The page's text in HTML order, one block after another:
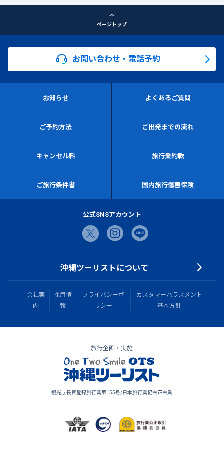
ページトップ
お問い合わせ・電話予約
お知らせ よくあるご質問
ご予約方法 ご出発までの流れ
キャンセル料 旅行業約款
ご旅行条件書 国内旅行傷害保険
公式SNSアカウント
沖縄ツーリストについて
会社案
内
採用情
報
プライバシーポ
リシー
カスタマーハラスメント
基本方針
旅行企画・実施
観光庁長官登録旅行業第155号/日本旅行業協会正会員